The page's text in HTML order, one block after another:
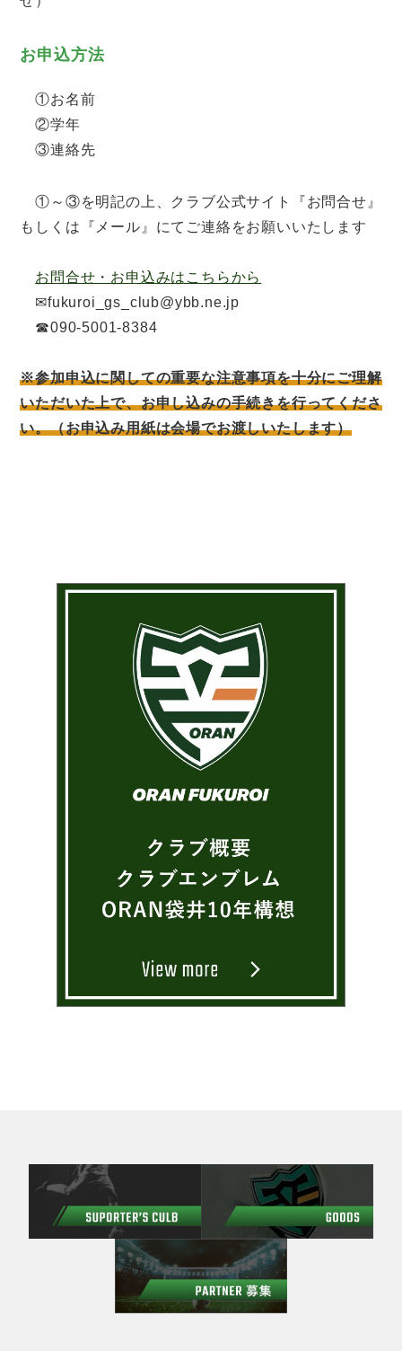
お申込方法
①お名前
②学年
③連絡先
①～③を明記の上、クラブ公式サイト『お問合せ』
もしくは『メール』にてご連絡をお願いいたします
お問合せ・お申込みはこちらから
✉fukuroi_gs_club@ybb.ne.jp
☎090-5001-8384
※参加申込に関しての重要な注意事項を十分にご理解
いただいた上で、お申し込みの手続きを行ってくださ
い。（お申込み用紙は会場でお渡しいたします）